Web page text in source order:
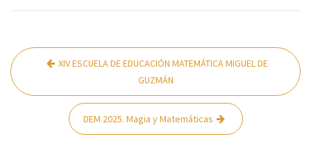
Navegación
de
entradas
XIV ESCUELA DE EDUCACIÓN MATEMÁTICA MIGUEL DE
GUZMÁN
DEM 2025. Magia y Matemáticas